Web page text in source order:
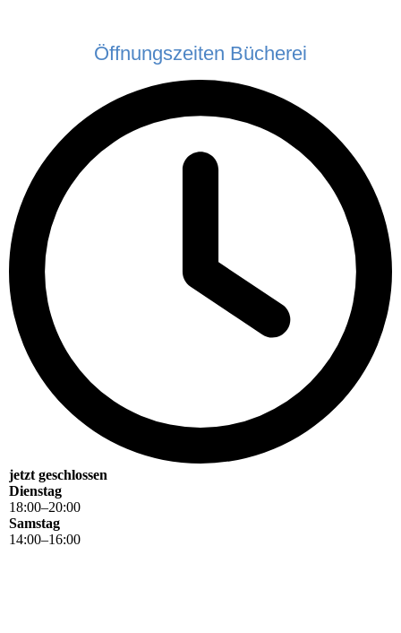
Öffnungszeiten Bücherei
jetzt geschlossen
Dienstag
18:00–20:00
Samstag
14:00–16:00